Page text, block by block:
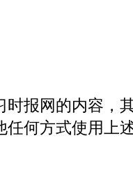
时报网的内容
任何方式使用上